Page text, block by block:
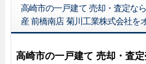
高崎市の一戸建て 売却・査定な
産 前橋南店 菊川工業株式会社を
高崎市の一戸建て 売却・査